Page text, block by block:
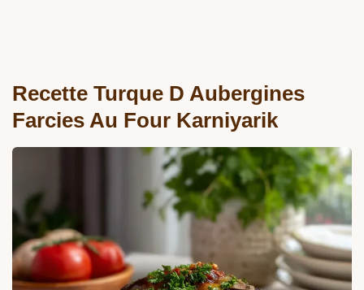
Recette Turque D Aubergines
Farcies Au Four Karniyarik